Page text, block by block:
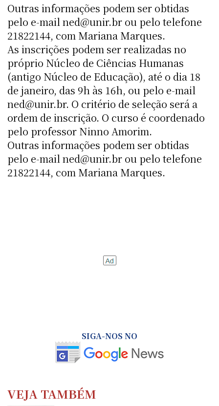
Outras informações podem ser obtidas
pelo e-mail ned@unir.br ou pelo telefone
21822144, com Mariana Marques.
As inscrições podem ser realizadas no
próprio Núcleo de Ciências Humanas
(antigo Núcleo de Educação), até o dia 18
de janeiro, das 9h às 16h, ou pelo e-mail
ned@unir.br. O critério de seleção será a
ordem de inscrição. O curso é coordenado
pelo professor Ninno Amorim.
Outras informações podem ser obtidas
pelo e-mail ned@unir.br ou pelo telefone
21822144, com Mariana Marques.
SIGA-NOS NO
VEJA TAMBÉM